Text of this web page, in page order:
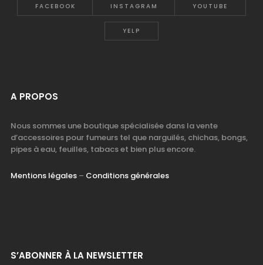
FACEBOOK INSTAGRAM YOUTUBE
YELP
A PROPOS
Nous sommes une boutique spécialisée dans la vente
d’accessoires pour fumeurs tel que narguilés, chichas, bongs,
pipes à eau, feuilles, tabacs et bien plus encore.
Mentions légales– Conditions générales
S’ABONNER À LA NEWSLETTER